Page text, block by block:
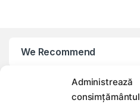
Administrează
consimțământul
We Recommend
My Account